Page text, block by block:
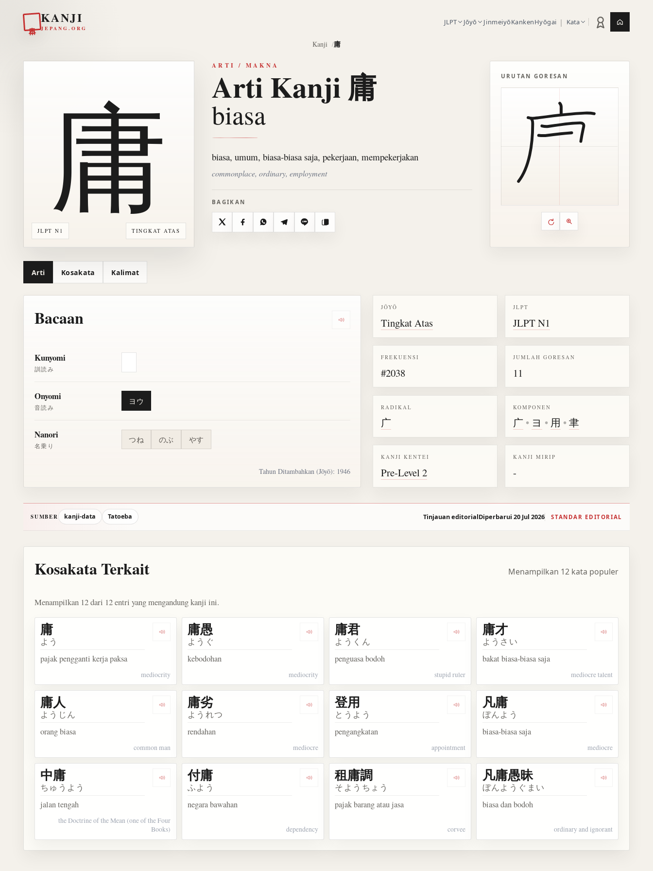
KANJI
JEPANG.ORG
JLPT Jōyō JinmeiyōKankenHyōgai | Kata Statistik latihan
Kanji 庸
JLPT N1 TINGKAT ATAS
庸
ARTI / MAKNA
Arti Kanji 庸
biasa
biasa, umum, biasa-biasa saja, pekerjaan, mempekerjakan
commonplace, ordinary, employment
BAGIKAN
X FacebookWhatsAppTelegramLine Salin
URUTAN GORESAN
Kontrol animasi urutan
Putar ulang animasi
Perbesar animasi
Arti Kosakata Kalimat
Bacaan Dengarkan semua bacaan untuk kanji 庸
Kunyomi
訓読み
Onyomi
音読み
ヨウ
Nanori
名乗り
つね のぶ やす
Tahun Ditambahkan (Jōyō): 1946
JŌYŌ
Tingkat Atas
JLPT
JLPT N1
FREKUENSI
#2038
JUMLAH GORESAN
11
RADIKAL
广
KOMPONEN
广 • ヨ • 用 •聿
KANJI KENTEI
Pre-Level 2
KANJI MIRIP
-
SUMBER kanji-data Tatoeba Tinjauan editorialDiperbarui 20 Jul 2026 STANDAR EDITORIAL
Kosakata Terkait Menampilkan 12 kata populer
Menampilkan 12 dari 12 entri yang mengandung kanji ini.
Dengarkan kosakata 庸
庸
よう
pajak pengganti kerja paksa
mediocrity
Dengarkan kosakata 庸愚
庸愚
ようぐ
kebodohan
mediocrity
Dengarkan kosakata 庸君
庸君
ようくん
penguasa bodoh
stupid ruler
Dengarkan
庸才
ようさい
bakat biasa-biasa saja
mediocre talent
Dengarkan kosakata 庸人
庸人
ようじん
orang biasa
common man
Dengarkan kosakata 庸劣
庸劣
ようれつ
rendahan
mediocre
Dengarkan kosakata 登用
登用
とうよう
pengangkatan
appointment
Dengarkan
凡庸
ぼんよう
biasa-biasa saja
mediocre
Dengarkan kosakata 中庸
中庸
ちゅうよう
jalan tengah
the Doctrine of the Mean (one of the Four
Books)
Dengarkan kosakata 付庸
付庸
ふよう
negara bawahan
dependency
Dengarkan kosakata 租庸調
租庸調
そようちょう
pajak barang atau jasa
corvee
Dengarkan
凡庸愚昧
ぼんようぐまい
biasa dan bodoh
ordinary and ignorant